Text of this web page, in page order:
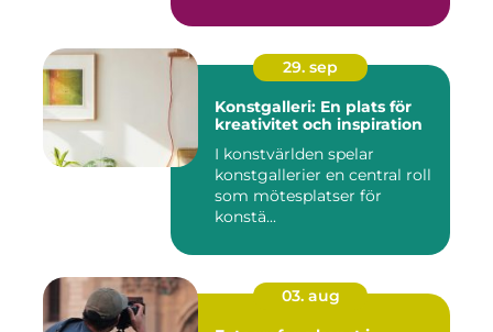
29. sep
Konstgalleri: En plats för
kreativitet och inspiration
I konstvärlden spelar
konstgallerier en central roll
som mötesplatser för
konstä...
03. aug